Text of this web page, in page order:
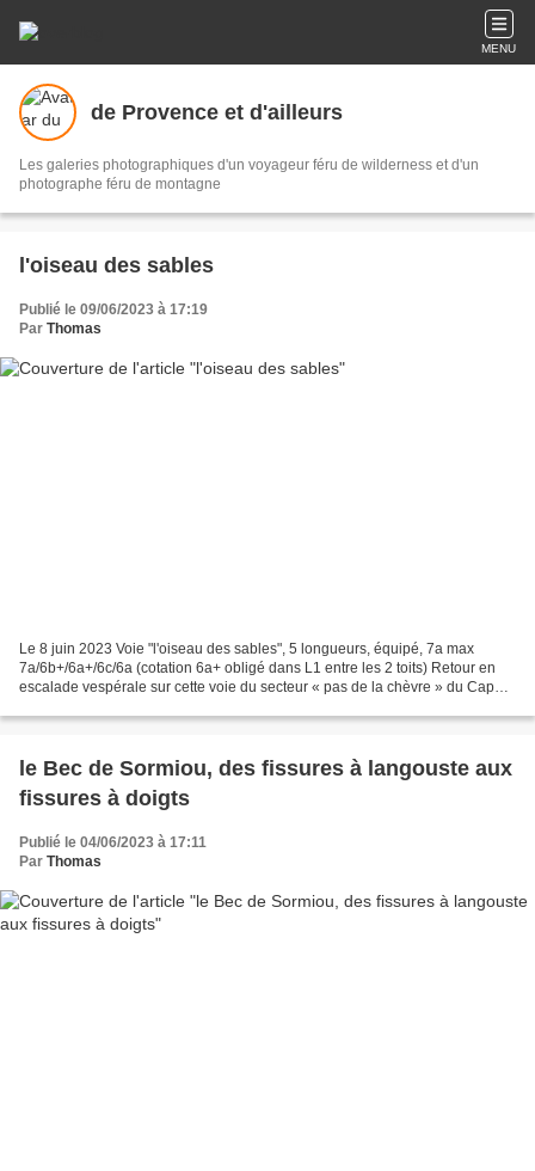
MENU
de Provence et d'ailleurs
Les galeries photographiques d'un voyageur féru de wilderness et d'un
photographe féru de montagne
l'oiseau des sables
Publié le 09/06/2023 à 17:19
Par Thomas
Le 8 juin 2023 Voie "l'oiseau des sables", 5 longueurs, équipé, 7a max
7a/6b+/6a+/6c/6a (cotation 6a+ obligé dans L1 entre les 2 toits) Retour en
escalade vespérale sur cette voie du secteur « pas de la chèvre » du Cap
le Bec de Sormiou, des fissures à langouste aux
fissures à doigts
Publié le 04/06/2023 à 17:11
Par Thomas